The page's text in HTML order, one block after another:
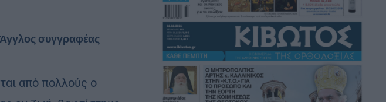
συγγραφέας
από πολλούς ο